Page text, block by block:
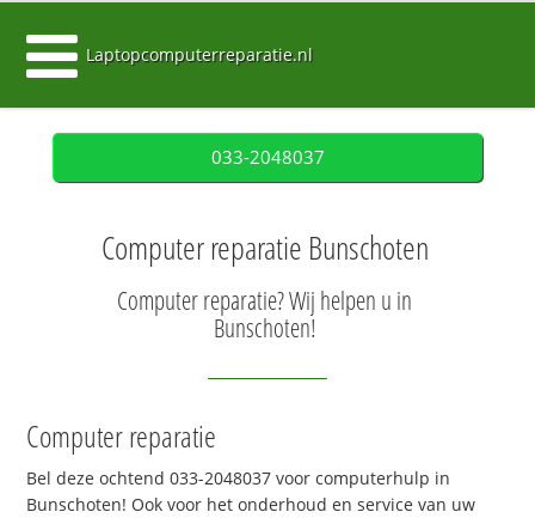
Laptopcomputerreparatie.nl
033-2048037
Computer reparatie Bunschoten
Computer reparatie? Wij helpen u in
Bunschoten!
Computer reparatie
Bel deze ochtend 033-2048037 voor computerhulp in
Bunschoten! Ook voor het onderhoud en service van uw